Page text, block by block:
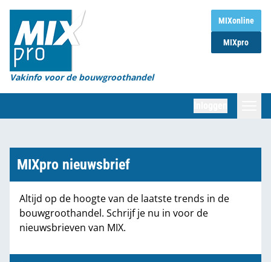
MIXonline
MIXpro
Vakinfo voor de bouwgroothandel
Home
Magazines
Organisaties
Marktcijfers
Partners
MIXpro nieuwsbrief
Altijd op de hoogte van de laatste trends in de
bouwgroothandel. Schrijf je nu in voor de
nieuwsbrieven van MIX.